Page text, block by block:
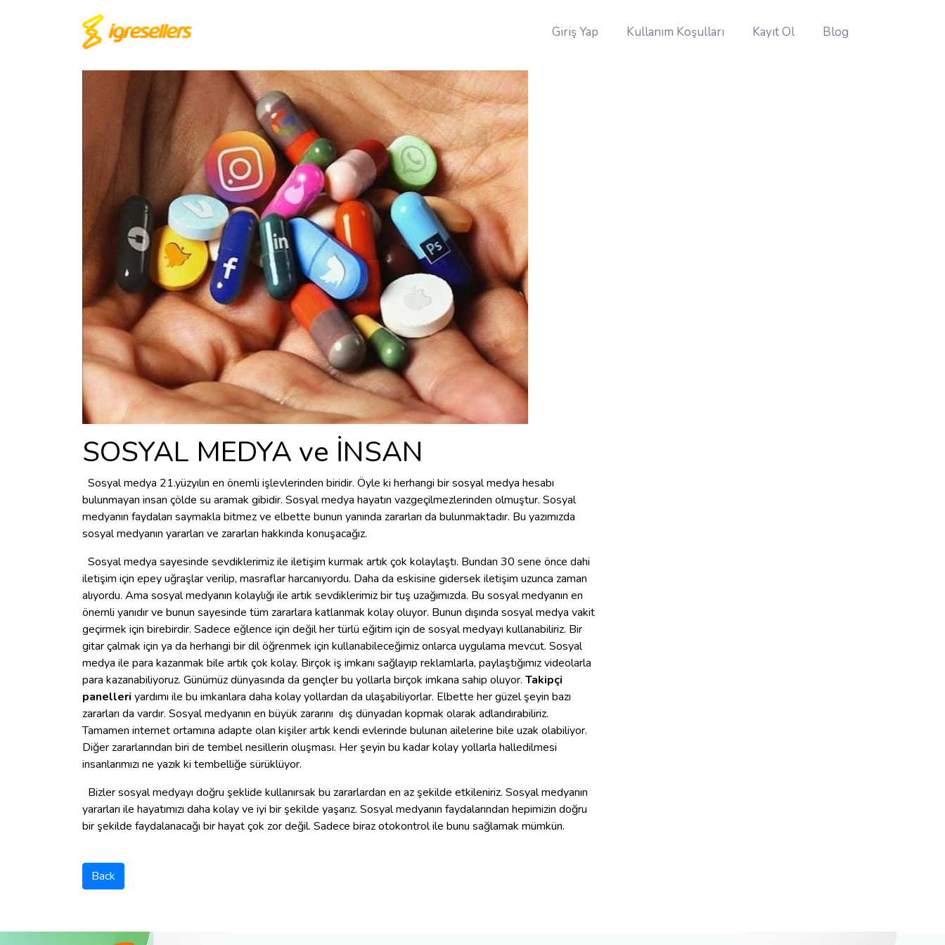
Giriş Yap Kullanım Koşulları Kayıt Ol Blog
SOSYAL MEDYA ve İNSAN
Sosyal medya 21.yüzyılın en önemli işlevlerinden biridir. Öyle ki herhangi bir sosyal medya hesabı
bulunmayan insan çölde su aramak gibidir. Sosyal medya hayatın vazgeçilmezlerinden olmuştur. Sosyal
medyanın faydaları saymakla bitmez ve elbette bunun yanında zararları da bulunmaktadır. Bu yazımızda
sosyal medyanın yararları ve zararları hakkında konuşacağız.
Sosyal medya sayesinde sevdiklerimiz ile iletişim kurmak artık çok kolaylaştı. Bundan 30 sene önce dahi
iletişim için epey uğraşlar verilip, masraflar harcanıyordu. Daha da eskisine gidersek iletişim uzunca zaman
alıyordu. Ama sosyal medyanın kolaylığı ile artık sevdiklerimiz bir tuş uzağımızda. Bu sosyal medyanın en
önemli yanıdır ve bunun sayesinde tüm zararlara katlanmak kolay oluyor. Bunun dışında sosyal medya vakit
geçirmek için birebirdir. Sadece eğlence için değil her türlü eğitim için de sosyal medyayı kullanabiliriz. Bir
gitar çalmak için ya da herhangi bir dil öğrenmek için kullanabileceğimiz onlarca uygulama mevcut. Sosyal
medya ile para kazanmak bile artık çok kolay. Birçok iş imkanı sağlayıp reklamlarla, paylaştığımız videolarla
para kazanabiliyoruz. Günümüz dünyasında da gençler bu yollarla birçok imkana sahip oluyor. Takipçi
panelleri yardımı ile bu imkanlara daha kolay yollardan da ulaşabiliyorlar. Elbette her güzel şeyin bazı
zararları da vardır. Sosyal medyanın en büyük zararını dış dünyadan kopmak olarak adlandırabiliriz.
Tamamen internet ortamına adapte olan kişiler artık kendi evlerinde bulunan ailelerine bile uzak olabiliyor.
Diğer zararlarından biri de tembel nesillerin oluşması. Her şeyin bu kadar kolay yollarla halledilmesi
insanlarımızı ne yazık ki tembelliğe sürüklüyor.
Bizler sosyal medyayı doğru şeklide kullanırsak bu zararlardan en az şekilde etkileniriz. Sosyal medyanın
yararları ile hayatımızı daha kolay ve iyi bir şekilde yaşarız. Sosyal medyanın faydalarından hepimizin doğru
bir şekilde faydalanacağı bir hayat çok zor değil. Sadece biraz otokontrol ile bunu sağlamak mümkün.
Back